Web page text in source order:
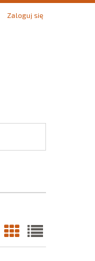
Zaloguj się